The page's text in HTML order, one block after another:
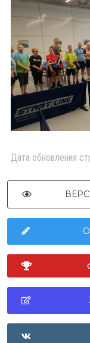
Дата обновления